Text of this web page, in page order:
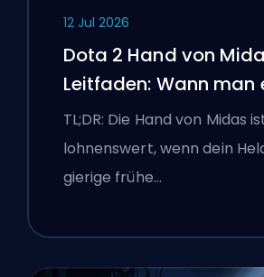
12 Jul 2026
Dota 2 Hand von
Leitfaden: Wann man
kaufen sollte
TL;DR: Die Hand von Midas
lohnenswert, wenn dein
gierige frühe…